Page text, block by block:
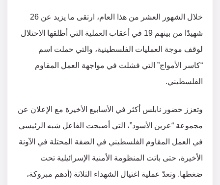
خلال الشهور العشر من هذا العام، ارتقى ما يزيد عن 26
شهيدًا من بينهم 19 في أعقاب العملية التي أطلقها الاحتلال
لوقف موجة العمليات الفلسطينية، والتي حملت اسم
“كاسر الأمواج” التي فشلت في مواجهة العمل المقاوم
الفلسطيني.
وتعزز حضور نابلس أكثر في الأسابيع الأخيرة مع الإعلان عن
مجموعة “عرين الأسود”، التي أصبحت الفاعل شبه الرئيسي
في العمل المقاوم الفلسطيني في الضفة المحتلة في الآونة
الأخيرة، حتى باتت المنظومة الأمنية الإسرائيلية تحت
ضغطها. وتعدّ عملية اغتيال الشهداء الثلاثة (أدهم مبروكة،